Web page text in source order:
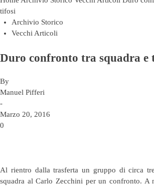
tifosi
Archivio Storico
Vecchi Articoli
Duro confronto tra squadra e
By
Manuel Pifferi
-
Marzo 20, 2016
0
Al rientro dalla trasferta un gruppo di circa
squadra al Carlo Zecchini per un confronto. A